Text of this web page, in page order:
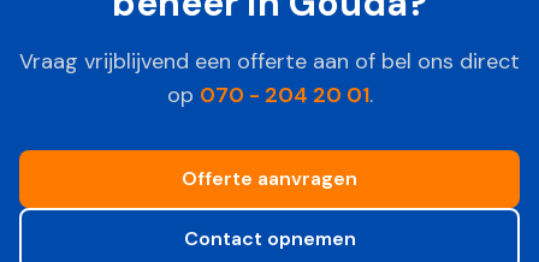
Vraag vrijblijvend een offerte aan of bel ons direct
op 070 - 204 20 01.
Offerte aanvragen
Contact opnemen